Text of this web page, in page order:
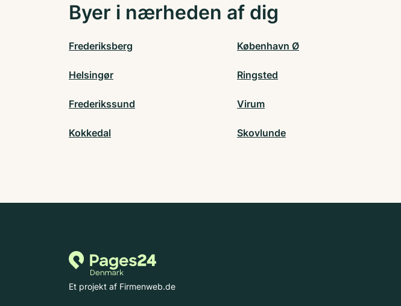
Byer i nærheden af dig
Frederiksberg København Ø
Helsingør Ringsted
Frederikssund Virum
Kokkedal Skovlunde
Et projekt af Firmenweb.de